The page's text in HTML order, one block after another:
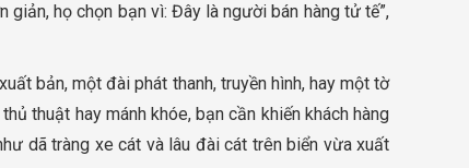
họ chọn bạn vì: Đây là người bán hàng tử tế”,
bản, một đài phát thanh, truyền hình, hay một tờ
thuật hay mánh khóe, bạn cần khiến khách hàng
dã tràng xe cát và lâu đài cát trên biển vừa xuất